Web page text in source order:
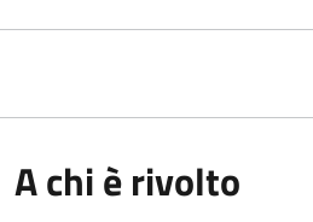
A chi è rivolto